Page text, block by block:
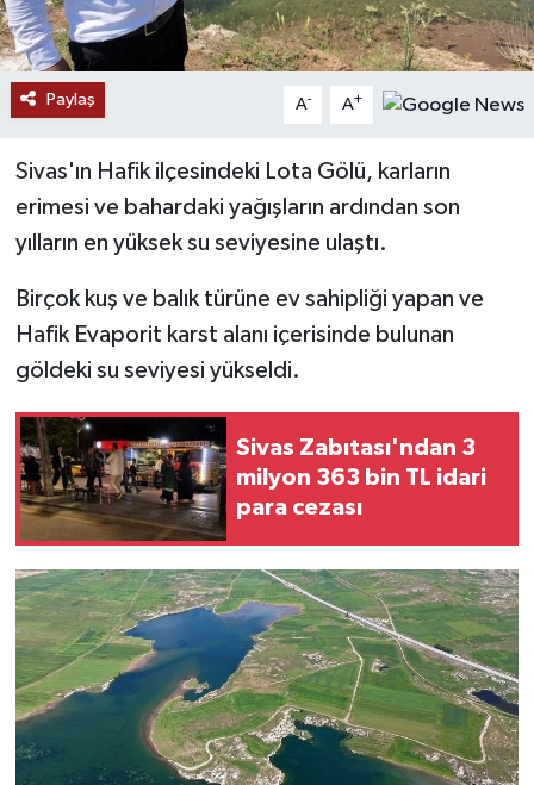
Paylaş A- A+
Sivas'ın Hafik ilçesindeki Lota Gölü, karların
erimesi ve bahardaki yağışların ardından son
yılların en yüksek su seviyesine ulaştı.
Birçok kuş ve balık türüne ev sahipliği yapan ve
Hafik Evaporit karst alanı içerisinde bulunan
göldeki su seviyesi yükseldi.
Sivas Zabıtası'ndan 3
milyon 363 bin TL idari
para cezası
SPONSORLU YAZI
SPOR
YAŞAM